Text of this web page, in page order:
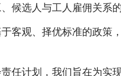
候选人与工人雇佣关系
客观、择优标准的政策
任计划，我们旨在为实